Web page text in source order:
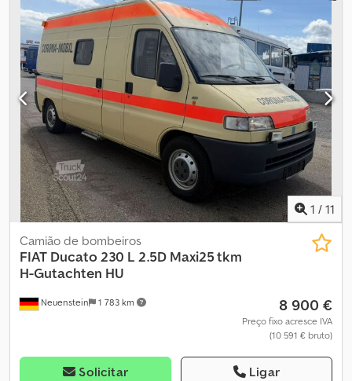
cruzeiro, faróis de nevoeiro, fecho centralizado, filtro de
partículas, programa eletrónico de estabilidade (ESP), registo
de automóvel, sistema de navegação, 🚛 FIAT DUCATO KM0 –
CAÇAMBA CATTANEO 4200 MM 🚛 ✅ Matriculado em 2025 ✅
Motor 2.2 Multijet – 140 CV ✅ Veículo KM0 pronto para entrega ✅
Caçamba Cattaneo 4200 mm ✅ Ar-condicionado automático ✅
Câmera de ré ✅ Pack Techno Dodpfxozgcx Ts Afgokr ✅ Pack
Visibility ✅ Veículo Full Optional
1 / 11
Neuenstein 1 783 km
Camião de bombeiros
FIAT Ducato 230 L 2.5D Maxi25 tkm
H-Gutachten HU
8 900 €
Preço fixo acresce IVA
(10 591 € bruto)
Solicitar Ligar